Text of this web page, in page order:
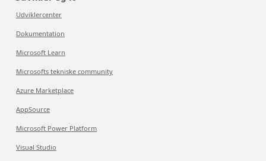
Udviklercenter
Dokumentation
Microsoft Learn
Microsofts tekniske community
Azure Marketplace
AppSource
Microsoft Power Platform
Visual Studio